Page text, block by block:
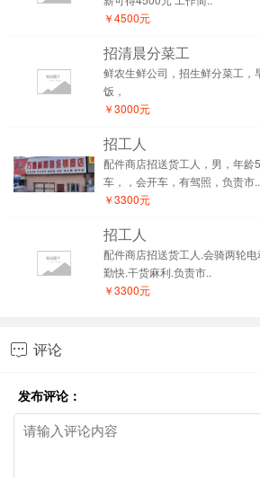
￥4500元
招清晨分菜工
鲜农生鲜公司，招生鲜分菜工
饭，
￥3000元
招工人
配件商店招送货工人，男，年龄
车，，会开车，有驾照，负责市..
￥3300元
招工人
配件商店招送货工人.会骑两轮
勤快.干货麻利.负责市..
￥3300元
 评论
发布评论：